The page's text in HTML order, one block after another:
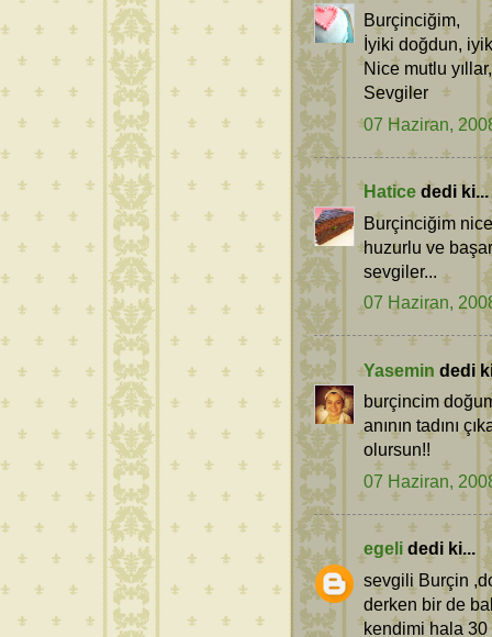
Burçinciğim,
İyiki doğdun,
Nice mutlu
Sevgiler
07 Haziran,
Hatice dedi ki...
Burçinciğim
huzurlu ve
sevgiler...
07 Haziran,
Yasemin dedi
burçincim
anının tadını
olursun!!
07 Haziran,
egeli dedi ki...
sevgili Burçin
derken bir de
kendimi hala 30